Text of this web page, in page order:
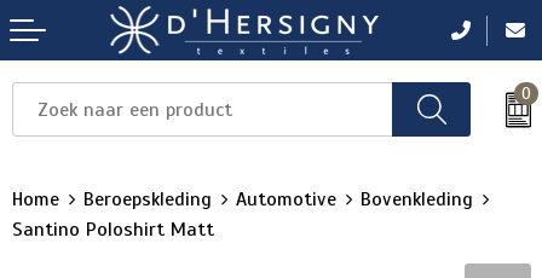
0
Home Beroepskleding Automotive
Bovenkleding
Santino Poloshirt Matt